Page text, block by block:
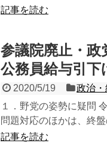
記事を読む
参議院廃止・政
公務員給与引下
2020/5/19
政治
１．野党の姿勢に疑問
問題対応のほかは、終
記事を読む